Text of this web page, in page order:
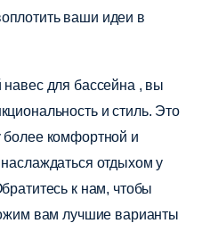
ваши идеи в
для бассейна , вы
и стиль. Это
комфортной и
отдыхом у
к нам, чтобы
вам лучшие варианты